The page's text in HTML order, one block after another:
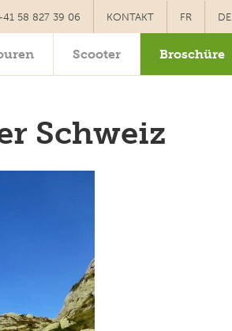
58 827 39 06 KONTAKT FR DE
Scooter Broschüre
Schweiz